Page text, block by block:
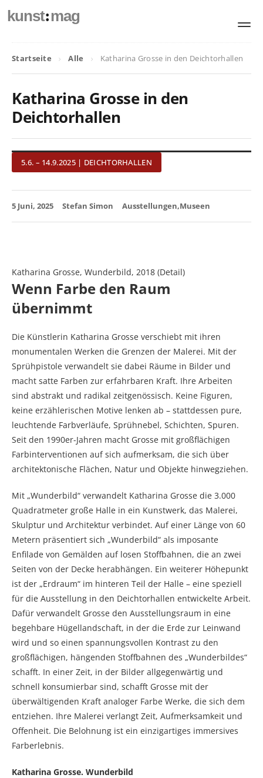
kunst:mag
Startseite Alle Katharina Grosse in den Deichtorhallen
Katharina Grosse in den
Deichtorhallen
5.6. – 14.9.2025 | DEICHTORHALLEN
5 Juni, 2025 Stefan Simon Ausstellungen Museen
Katharina Grosse, Wunderbild, 2018 (Detail)
Wenn Farbe den Raum
übernimmt
Die Künstlerin Katharina Grosse verschiebt mit ihren
monumentalen Werken die Grenzen der Malerei. Mit der
Sprühpistole verwandelt sie dabei Räume in Bilder und
macht satte Farben zur erfahrbaren Kraft. Ihre Arbeiten
sind abstrakt und radikal zeitgenössisch. Keine Figuren,
keine erzählerischen Motive lenken ab – stattdessen pure,
leuchtende Farbverläufe, Sprühnebel, Schichten, Spuren.
Seit den 1990er-Jahren macht Grosse mit großflächigen
Farbinterventionen auf sich aufmerksam, die sich über
architektonische Flächen, Natur und Objekte hinwegziehen.
Mit „Wunderbild“ verwandelt Katharina Grosse die 3.000
Quadratmeter große Halle in ein Kunstwerk, das Malerei,
Skulptur und Architektur verbindet. Auf einer Länge von 60
Metern präsentiert sich „Wunderbild“ als imposante
Enfilade von Gemälden auf losen Stoffbahnen, die an zwei
Seiten von der Decke herabhängen. Ein weiterer Höhepunkt
ist der „Erdraum“ im hinteren Teil der Halle – eine speziell
für die Ausstellung in den Deichtorhallen entwickelte Arbeit.
Dafür verwandelt Grosse den Ausstellungsraum in eine
begehbare Hügellandschaft, in der die Erde zur Leinwand
wird und so einen spannungsvollen Kontrast zu den
großflächigen, hängenden Stoffbahnen des „Wunderbildes“
schafft. In einer Zeit, in der Bilder allgegenwärtig und
schnell konsumierbar sind, schafft Grosse mit der
überwältigenden Kraft analoger Farbe Werke, die sich dem
entziehen. Ihre Malerei verlangt Zeit, Aufmerksamkeit und
Offenheit. Die Belohnung ist ein einzigartiges immersives
Farberlebnis.
Katharina Grosse. Wunderbild